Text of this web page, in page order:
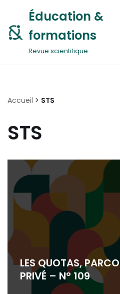
Aller
au
contenu
Éducation &
formations
Revue scientifique
Accueil > STS
STS
LES QUOTAS,
PRIVÉ – N° 109